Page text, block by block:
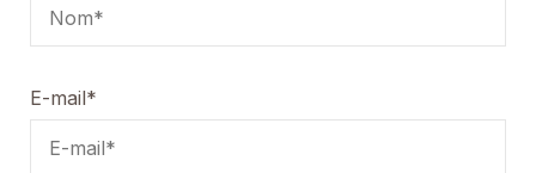
E-mail*